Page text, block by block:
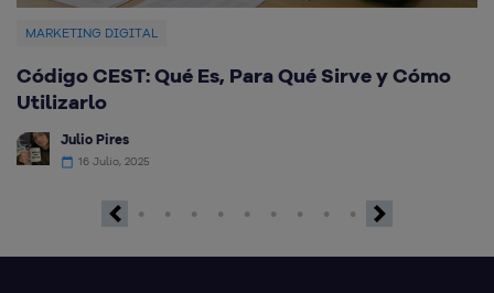
MARKETING DIGITAL
Código CEST: Qué Es, Para Qué Sirve y Cómo
Utilizarlo
Julio Pires
16 Julio, 2025